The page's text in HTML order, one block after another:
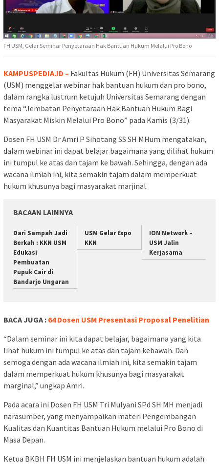
FH USM, Gelar Seminar Penyetaraan Hak Bantuan Hukum Melalui Pro Bono
KAMPUSPEDIA.ID – Fakultas Hukum (FH) Universitas Semarang
(USM) menggelar webinar hak bantuan hukum dan pro bono,
dalam rangka lustrum ketujuh Universitas Semarang dengan
tema “Jembatan Penyetaraan Hak Bantuan Hukum Bagi
Masyarakat Miskin Melalui Pro Bono” pada Kamis (3/31).
Dosen FH USM Dr Amri P Sihotang SS SH MHum mengatakan,
dalam webinar ini dapat belajar bagaimana yang dilihat hukum
ini tumpul ke atas dan tajam ke bawah. Sehingga, dengan ada
wacana ilmiah ini, kita semakin tajam dalam memperkuat
hukum khusunya bagi masyarakat marjinal.
BACAAN LAINNYA
Dari Sampah Jadi
Berkah : KKN USM
Edukasi
Pembuatan
Pupuk Cair di
Bandarjo Ungaran
USM Gelar Expo
KKN
ION Network –
USM Jalin
Kerjasama
BACA JUGA : 64 Dosen USM Presentasi Proposal Penelitian
“Dalam seminar ini kita dapat belajar, bagaimana yang kita
lihat hukum ini tumpul ke atas dan tajam kebawah. Dan
semoga dengan ada wacana ilmiah ini, kita semakin tajam
dalam memperkuat hukum khusunya bagi masyarakat
marginal,” ungkap Amri.
Pada acara ini Dosen FH USM Tri Mulyani SPd SH MH menjadi
narasumber, yang menyampaikan materi Pengembangan
Kualitas dan Kuantitas Bantuan Hukum melalui Pro Bono di
Masa Depan.
Ketua BKBH FH USM ini menjelaskan bantuan hukum adalah